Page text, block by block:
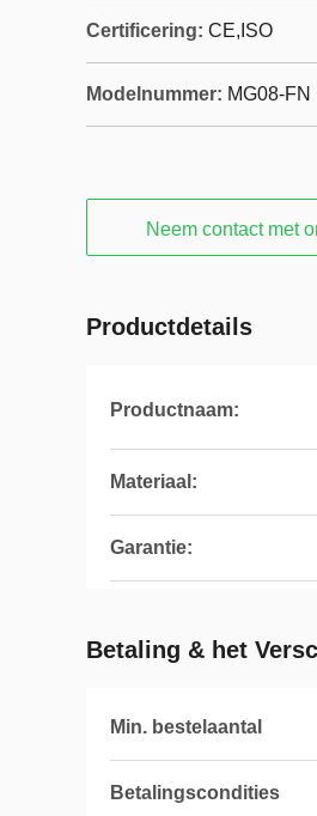
Certificering: CE,ISO
Modelnummer: MG08-FN
Neem contact met
Productdetails
Productnaam:
Materiaal:
Garantie:
Betaling & het
Min. bestelaantal
Betalingscondities